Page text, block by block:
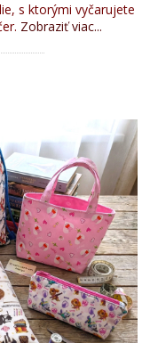
s ktorými vyčarujete
Zobraziť viac...